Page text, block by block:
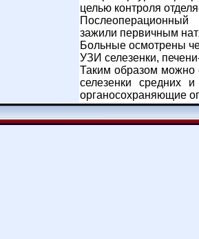
целью контроля
зажили первичным
Больные осмотрены
УЗИ селезенки,
Таким образом можно
селезенки средних
органосохраняющие